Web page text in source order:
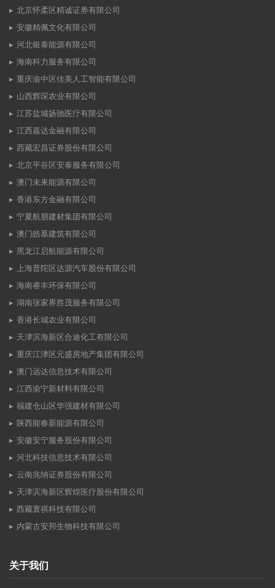
北京怀柔区精诚证券有限公司
安徽精佩文化有限公司
河北银泰能源有限公司
海南科力服务有限公司
重庆渝中区佳美人工智能有限公司
山西辉琛农业有限公司
江苏盐城扬驰医疗有限公司
江西嘉达金融有限公司
西藏宏昌证券股份有限公司
北京平谷区安泰服务有限公司
澳门未来能源有限公司
香港东方金融有限公司
宁夏航朋建材集团有限公司
澳门皓慕建筑有限公司
黑龙江启航能源有限公司
上海普陀区达源汽车股份有限公司
海南睿丰环保有限公司
湖南张家界胜茂服务有限公司
香港长城农业有限公司
天津滨海新区合迪化工有限公司
重庆江津区元盛房地产集团有限公司
澳门远达信息技术有限公司
江西渝宁新材料有限公司
福建仓山区华强建材有限公司
陕西能春新能源有限公司
安徽安宁服务股份有限公司
河北科技信息技术有限公司
云南兆纳证券股份有限公司
天津滨海新区辉煌医疗股份有限公司
西藏寰祺科技有限公司
内蒙古安邦生物科技有限公司
关于我们